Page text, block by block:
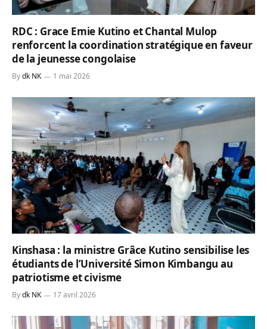
RDC : Grace Emie Kutino et Chantal Mulop
renforcent la coordination stratégique en faveur
de la jeunesse congolaise
Bydk NK 1 mai 2026
Kinshasa : la ministre Grâce Kutino sensibilise les
étudiants de l’Université Simon Kimbangu au
patriotisme et civisme
Bydk NK 17 avril 2026